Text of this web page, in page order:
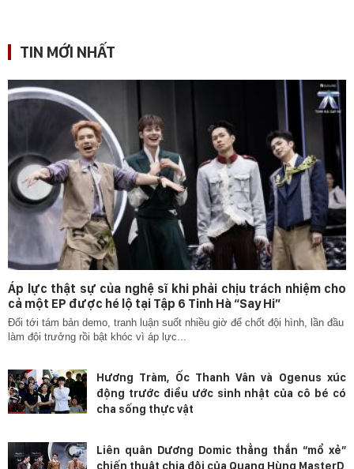
TIN MỚI NHẤT
Áp lực thật sự của nghệ sĩ khi phải chịu trách nhiệm cho
cả một EP được hé lộ tại Tập 6 Tinh Hà “Say Hi”
Đổi tới tám bản demo, tranh luận suốt nhiều giờ để chốt đội hình, lần đầu
làm đội trưởng rồi bật khóc vì áp lực...
Hương Tràm, Ốc Thanh Vân và Ogenus xúc
động trước điều ước sinh nhật của cô bé có
cha sống thực vật
Liên quân Dương Domic thẳng thắn “mổ xẻ”
chiến thuật chia đội của Quang Hùng MasterD